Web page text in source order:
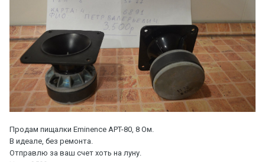
Продам пищалки Eminence APT-80, 8 Ом.
В идеале, без ремонта.
Отправлю за ваш счет хоть на луну.